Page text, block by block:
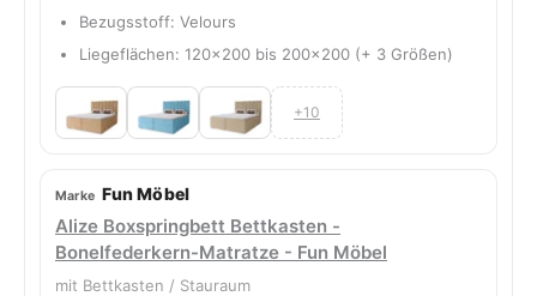
Bezugsstoff: Velours
Liegeflächen: 120x200 bis 200x200 (+ 3 Größen)
+10
Fun Möbel
Alize Boxspringbett Bettkasten -
Bonelfederkern-Matratze - Fun Möbel
mit Bettkasten / Stauraum